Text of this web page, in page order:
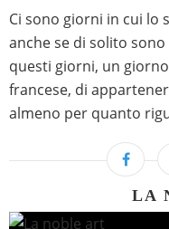
Ci sono giorni in cui lo
anche se di solito
questi giorni, un
francese, di
almeno per quanto
LA